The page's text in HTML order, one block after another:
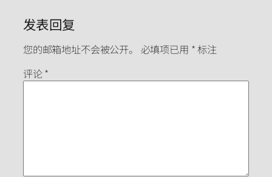
发表回复
您的邮箱地址不会被公开。 必填项已用 *标注
评论*